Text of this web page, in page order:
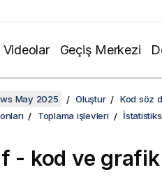
Videolar Geçiş Merkezi
May 2025 Oluştur
Kod söz
Toplama işlevleri
- kod ve